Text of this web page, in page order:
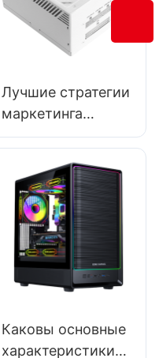
Лучшие стратегии
маркетинга
блоков питания
производителя
Каковы основные
характеристики